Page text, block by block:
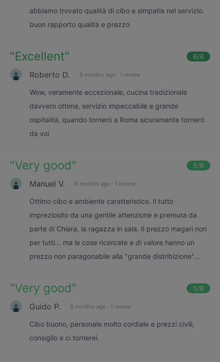
abbiamo trovato qualità di cibo e simpatia nel servizio.
buon rapporto qualità e prezzo
"Excellent" 6/6
Roberto D. 5 months ago · 1 review
Wow, veramente eccezionale, cucina tradizionale
davvero ottima, servizio impeccabile e grande
ospitalità, quando tornerò a Roma sicuramente tornerò
da voi
"Very good" 5/6
Manuel V. 6 months ago · 1 review
Ottimo cibo e ambiente caratteristico. Il tutto
impreziosito da una gentile attenzione e premura da
parte di Chiara, la ragazza in sala. Il prezzo magari non
per tutti... ma le cose ricercate e di valore hanno un
prezzo non paragonabile alla "grande distribizione"...
"Very good" 5/6
Guido P. 6 months ago · 1 review
Cibo buono, personale molto cordiale e prezzi civili,
consiglio e ci tornerei.